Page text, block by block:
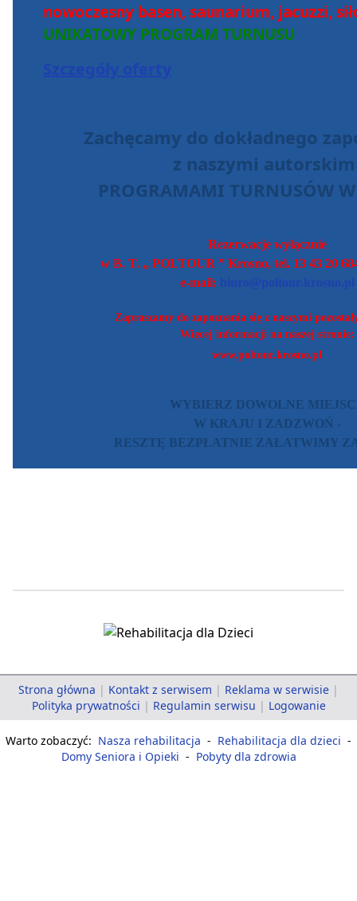
nowoczesny basen, saunarium, jacuzzi,
UNIKATOWY PROGRAM TURNUSU
Zachęcamy do dokładnego
z naszymi
PROGRAMAMI TURNUSÓW
Rezerwacje wyłącznie
w B. T. „ POLTOUR ” Krosno, tel. 13 43 20
e-mail:
Zapraszamy do zapoznania się z naszymi
Więcej informacji na naszej stronie:
www.poltour.krosno.pl
WYBIERZ DOWOLNE
W KRAJU I ZADZWOŃ -
RESZTĘ BEZPŁATNIE ZAŁATWIMY
Strona główna | Kontakt z serwisem | Reklama w serwisie |
Polityka prywatności | Regulamin serwisu | Logowanie
Warto zobaczyć: Nasza rehabilitacja - Rehabilitacja dla dzieci -
Domy Seniora i Opieki - Pobyty dla zdrowia